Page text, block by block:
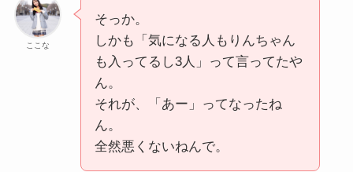
ここな
そっか。
しかも「気になる人もりんちゃん
も入ってるし3人」って言ってたや
ん。
それが、「あー」ってなったね
ん。
全然悪くないねんで。